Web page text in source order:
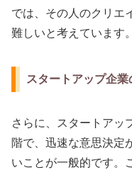
では、その人のクリエ
難しいと考えています。
スタートアップ企業
さらに、スタートアッ
階で、迅速な意思決定
いことが一般的です。